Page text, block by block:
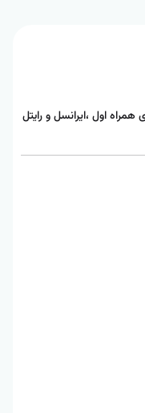
اول ،ایرانسل و رایتل